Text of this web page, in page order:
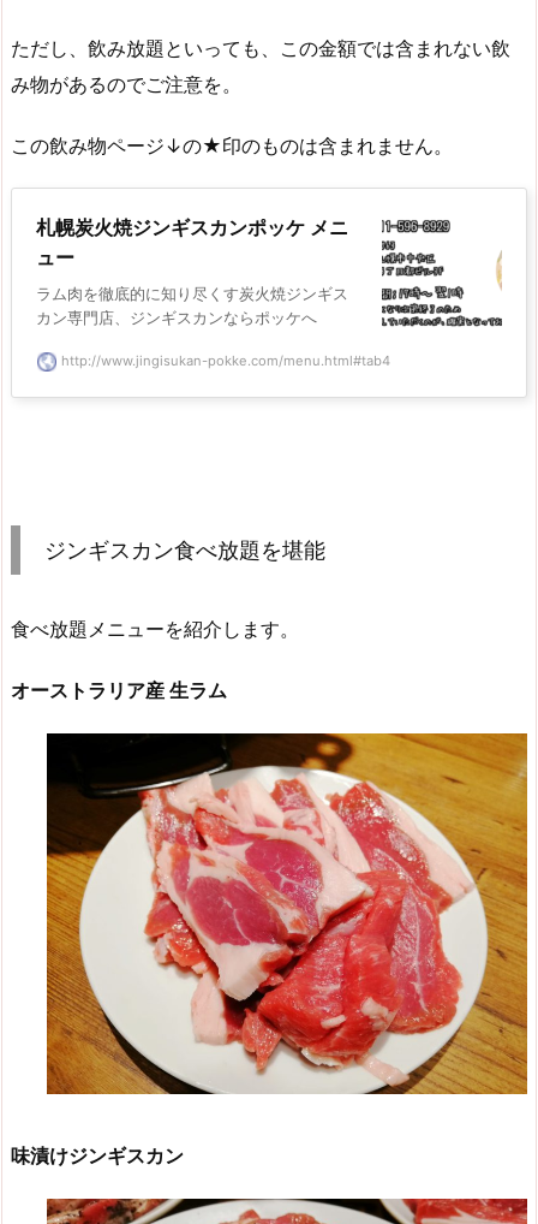
ただし、飲み放題といっても、この金額では含まれない飲
み物があるのでご注意を。
この飲み物ページ↓の★印のものは含まれません。
札幌炭火焼ジンギスカンポッケ メニ
ュー
ラム肉を徹底的に知り尽くす炭火焼ジンギス
カン専門店、ジンギスカンならポッケへ
http://www.jingisukan-pokke.com/menu.html#tab4
ジンギスカン食べ放題を堪能
食べ放題メニューを紹介します。
オーストラリア産 生ラム
味漬けジンギスカン